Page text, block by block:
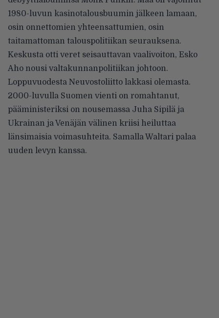
1980-luvun kasinotalousbuumin jälkeen lamaan,
osin onnettomien yhteensattumien, osin
taitamattoman talouspolitiikan seurauksena.
Keskusta otti veret seisauttavan vaalivoiton, Esko
Aho nousi valtakunnanpolitiikan johtoon.
Loppuvuodesta Neuvostoliitto lakkasi olemasta.
2000-luvulla Suomen vienti on romahtanut,
pääministeriksi on nousemassa Juha Sipilä ja
Ukrainan ja Venäjän välinen kriisi heiluttaa
länsimaisia voimasuhteita. Samalla Waltari palaa
uuden levyn kanssa.